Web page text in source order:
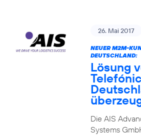
26. Mai 2017
NEUER M2M-
DEUTSCHLAND:
Lösung
Die AIS
Systems